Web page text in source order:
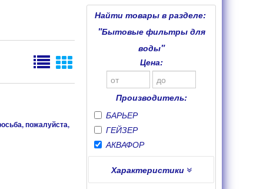
пожалуйста,
Найти товары в разделе:
"Бытовые фильтры для
воды"
Цена:
Производитель:
БАРЬЕР
ГЕЙЗЕР
АКВАФОР
Характеристики